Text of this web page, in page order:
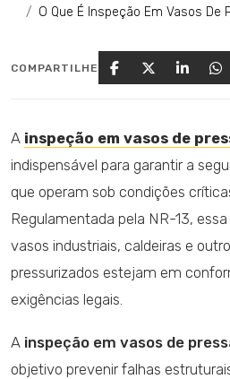
O Que É Inspeção Em Vasos De Pressão (NR-
COMPARTILHE
A inspeção em vasos de
indispensável para garantir a
que operam sob condições
Regulamentada pela NR-13,
vasos industriais, caldeiras e
pressurizados estejam em
exigências legais.
A inspeção em vasos de
objetivo prevenir falhas